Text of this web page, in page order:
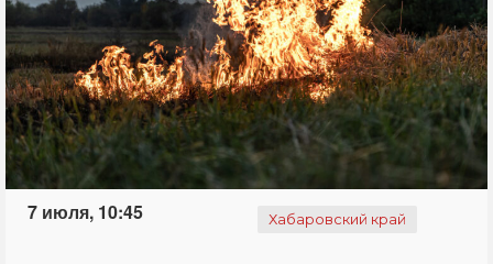
7 июля, 10:45 Хабаровский край